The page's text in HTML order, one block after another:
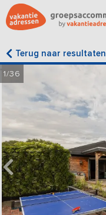
Terug naar resultaten
1/36